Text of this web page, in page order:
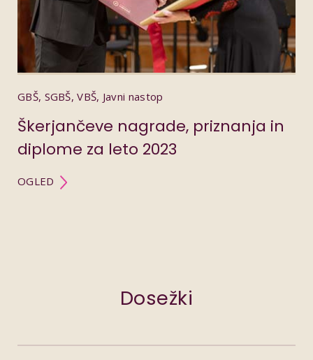
GBŠ, SGBŠ, VBŠ, Javni nastop
Škerjančeve nagrade, priznanja in
diplome za leto 2023
OGLED
Dosežki